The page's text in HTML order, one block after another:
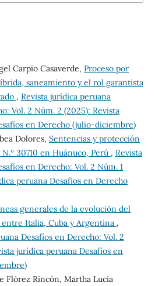
Carpio Casaverde, Proceso por
saneamiento y el rol garantista
, Revista jurídica peruana
Vol. 2 Núm. 2 (2025): Revista
en Derecho (julio-diciembre)
Dolores, Sentencias y protección
30710 en Huánuco, Perú , Revista
en Derecho: Vol. 2 Núm. 1
peruana Desafíos en Derecho
generales de la evolución del
Italia, Cuba y Argentina ,
Desafíos en Derecho: Vol. 2
jurídica peruana Desafíos en
Flórez Rincón, Martha Lucía